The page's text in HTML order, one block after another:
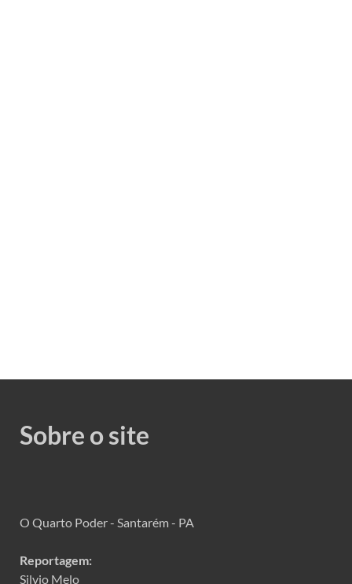
Sobre o site
O Quarto Poder - Santarém - PA
Reportagem:
Silvio Melo